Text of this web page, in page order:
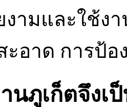
งามและใช้ง
อาด การป้อ
นภูเก็ตจึงเ